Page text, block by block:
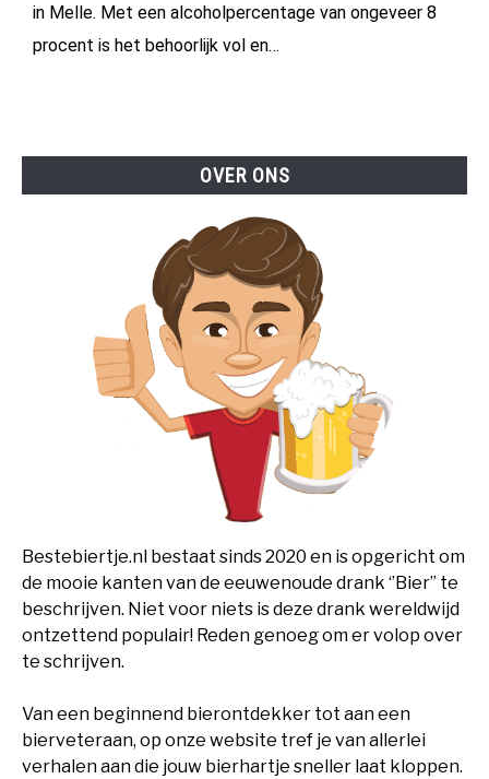
in Melle. Met een alcoholpercentage van ongeveer 8
procent is het behoorlijk vol en…
OVER ONS
Bestebiertje.nl bestaat sinds 2020 en is opgericht om
de mooie kanten van de eeuwenoude drank ‘’Bier’’ te
beschrijven. Niet voor niets is deze drank wereldwijd
ontzettend populair! Reden genoeg om er volop over
te schrijven.
Van een beginnend bierontdekker tot aan een
bierveteraan, op onze website tref je van allerlei
verhalen aan die jouw bierhartje sneller laat kloppen.